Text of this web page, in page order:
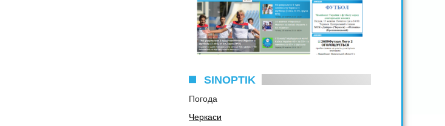
SINOPTIK
Погода
Черкаси